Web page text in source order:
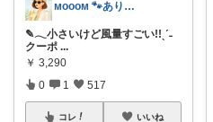
ᴍᴏᴏᴏᴍ 🐾ありがとうございます🐹
✎𓂃小さいけど風量すごい!!ˎˊ˗
クーポ ...
￥ 3,290
0 1 517
コレ いいね